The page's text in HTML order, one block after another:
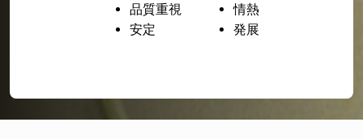
品質重視
安定
情熱
発展